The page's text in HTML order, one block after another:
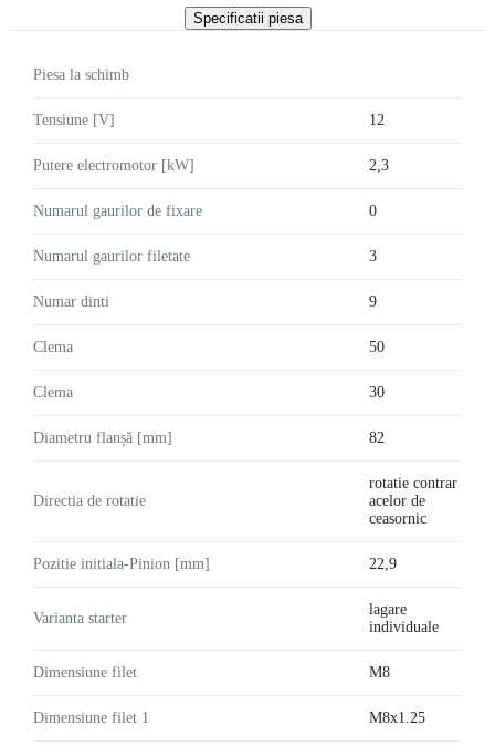
Specificatii piesa
Piesa la schimb
Tensiune [V] 12
Putere electromotor [kW] 2,3
Numarul gaurilor de fixare 0
Numarul gaurilor filetate 3
Numar dinti 9
Clema 50
Clema 30
Diametru flanșă [mm] 82
Directia de rotatie
rotatie contrar
acelor de
ceasornic
Pozitie initiala-Pinion [mm] 22,9
Varianta starter
lagare
individuale
Dimensiune filet M8
Dimensiune filet 1 M8x1.25